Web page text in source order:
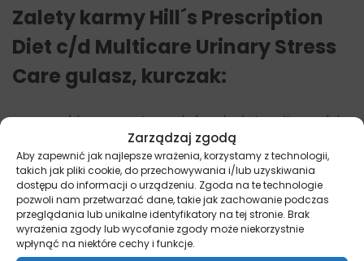
Zarządzaj zgodą
Aby zapewnić jak najlepsze wrażenia, korzystamy z technologii,
takich jak pliki cookie, do przechowywania i/lub uzyskiwania
dostępu do informacji o urządzeniu. Zgoda na te technologie
pozwoli nam przetwarzać dane, takie jak zachowanie podczas
przeglądania lub unikalne identyfikatory na tej stronie. Brak
wyrażenia zgody lub wycofanie zgody może niekorzystnie
wpłynąć na niektóre cechy i funkcje.
Zalety karmy Hill´s Prescription
Diet c/d Multicare Urinary Stress
Care gulasz, kurczak:
zapobiega powstawaniu kamieni struwitowych i
szczawianowych
utrzymuje odpowiednie ph moczu
zawiera witaminy
zawiera sole mineralne
zwalcza wolne rodniki, dzięki przeciwutleniaczom